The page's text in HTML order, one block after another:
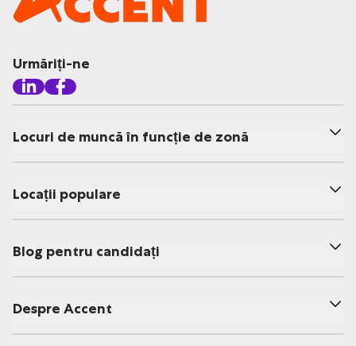
Urmăriți-ne
Locuri de muncă în funcție de zonă
Locații populare
Blog pentru candidați
Despre Accent